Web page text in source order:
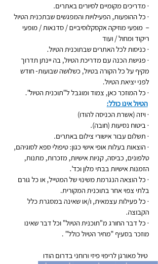
· מדריכים מקומיים לסיורים באתרים.
· כל ההופעות, הפעילויות והמפגשים שבתכנית הטיול
–  מופעי מוזיקה אקסקלוסיביים / סדנאות / מופעי
ריקוד ומחול / ועוד
· כניסות לכל האתרים שבתוכנית הטיול.
· פגישת הכנה עם מדריכת הטיול, בה יינתן תדרוך
מקיף על כל הקורה בטיול, כשלושה שבועות- חודש
לפני יציאת הטיול.
· כל המוזכר כאן, צמוד ומוגבל ל"תוכנית הטיול".
הטיול אינו כולל:
· ויזה (אשרת הכניסה להודו)
· ביטוח נסיעות (חובה).
· תשלום עבור אישורי צילום באתרים.
· הוצאות בעלות אופי אישי כגון: טיפולי ספא לסוגיהם,
טלפונים, כביסה, קניות אישיות, מזכרות, מתנות,
הזמנות אישיות בבתי מלון וכד'.
· כל הוצאה הנגרמת משינוי של המטייל, או כל גורם
בלתי צפוי אחר בתוכנית המקורית.
· כל פעילות עצמאית, ו/או שאינה במסגרת כלל
הקבוצה.
· כל דבר החורג מ"תוכנית הטיול" וכל דבר שאינו
מוזכר בסעיף "מחיר הטיול כולל" .